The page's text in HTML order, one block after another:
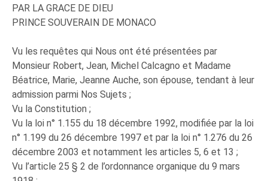
PAR LA GRACE DE DIEU
PRINCE SOUVERAIN DE MONACO
Vu les requêtes qui Nous ont été présentées par
Monsieur Robert, Jean, Michel Calcagno et Madame
Béatrice, Marie, Jeanne Auche, son épouse, tendant à leur
admission parmi Nos Sujets ;
Vu la Constitution ;
Vu la loi n° 1.155 du 18 décembre 1992, modifiée par la loi
n° 1.199 du 26 décembre 1997 et par la loi n° 1.276 du 26
décembre 2003 et notamment les articles 5, 6 et 13 ;
Vu l’article 25 § 2 de l’ordonnance organique du 9 mars